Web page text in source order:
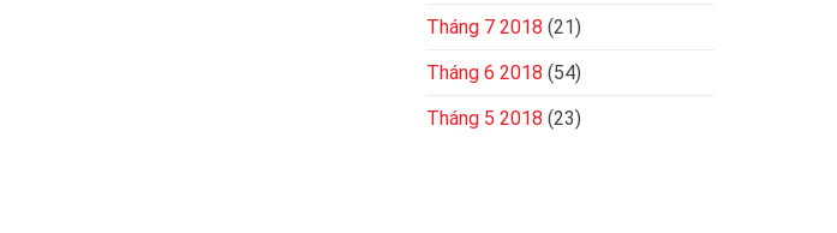
Tháng 7 2018 (21)
Tháng 6 2018 (54)
Tháng 5 2018 (23)